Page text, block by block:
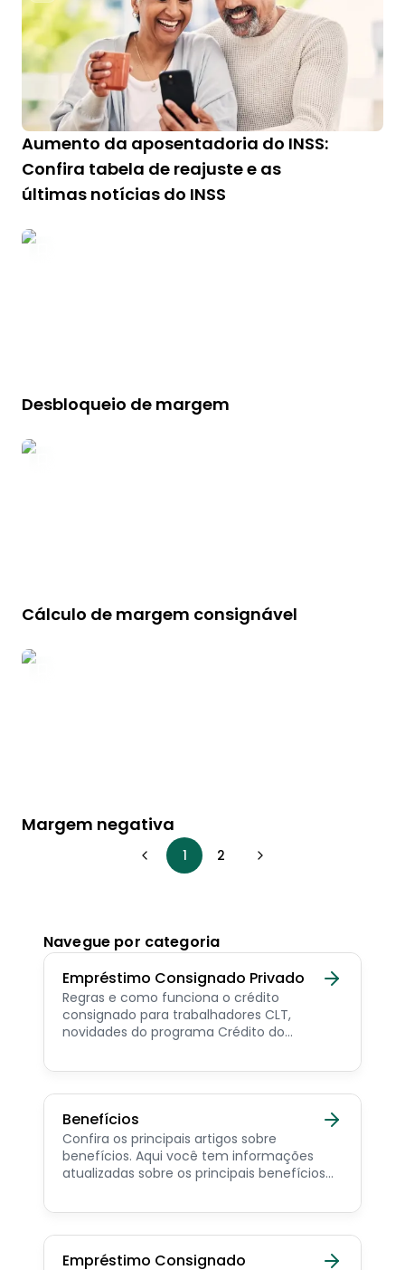
Aumento da aposentadoria do INSS:
Confira tabela de reajuste e as
últimas notícias do INSS
Desbloqueio de margem
Cálculo de margem consignável
Margem negativa
1 2
Navegue por categoria
Empréstimo Consignado Privado
Regras e como funciona o crédito
consignado para trabalhadores CLT,
novidades do programa Crédito do
consignado privado.
Benefícios
Confira os principais artigos sobre
benefícios. Aqui você tem informações
atualizadas sobre os principais benefícios
pensionista e beneficiários de programas
Empréstimo Consignado